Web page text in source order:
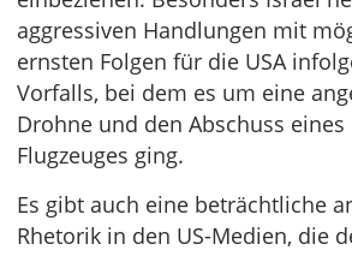
aggressiven Handlungen mit
ernsten Folgen für die USA
Vorfalls, bei dem es um eine
Drohne und den Abschuss
Flugzeuges ging.
Es gibt auch eine beträchtliche
Rhetorik in den US-Medien, die